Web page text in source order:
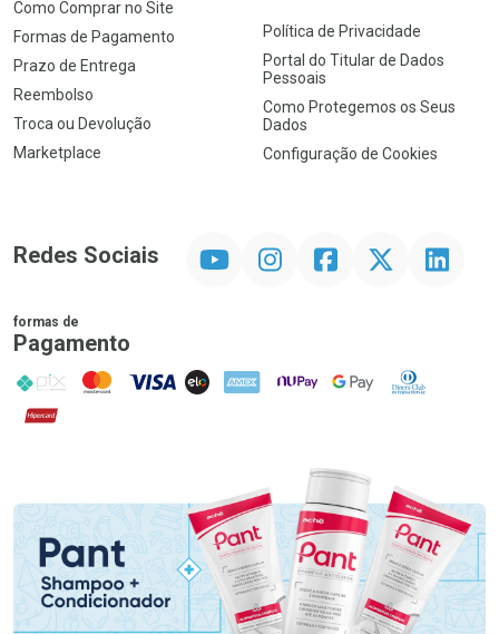
Como Comprar no Site
Formas de Pagamento
Prazo de Entrega
Reembolso
Troca ou Devolução
Marketplace
Política de Privacidade
Portal do Titular de Dados
Pessoais
Como Protegemos os Seus
Dados
Configuração de Cookies
Redes Sociais InstagramFacebookTwitter Linkedin
formas de
Pagamento
PIX MasterCard
VISA ELO AMEX NuPay Google PayDiners Club
Hipercard
Promoção em Destaque